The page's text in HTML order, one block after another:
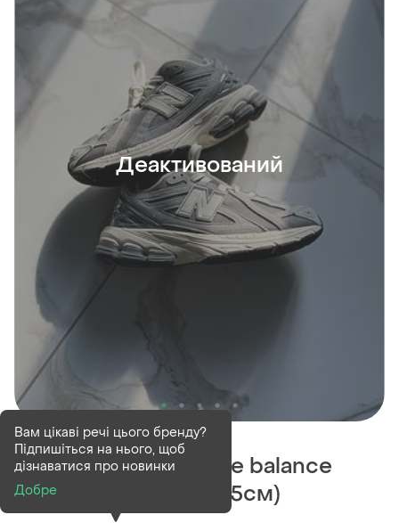
Деактивований
Деактивований1 шт
✅✅✅оригінальні nwe balance
1906r, 39 розмір(24.5см)
Вам цікаві речі цього бренду?
Підпишіться на нього, щоб
дізнаватися про новинки
Добре